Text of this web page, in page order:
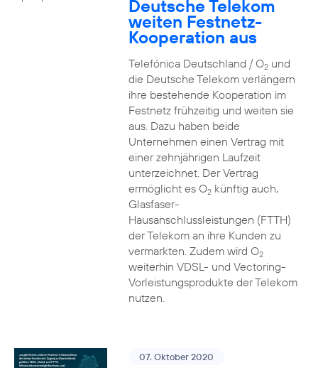
Deutsche Telekom
weiten Festnetz-
Kooperation aus
Telefónica Deutschland / O2und
die Deutsche Telekom verlängern
ihre bestehende Kooperation im
Festnetz frühzeitig und weiten sie
aus. Dazu haben beide
Unternehmen einen Vertrag mit
einer zehnjährigen Laufzeit
unterzeichnet. Der Vertrag
ermöglicht es O2künftig auch,
Glasfaser-
Hausanschlussleistungen (FTTH)
der Telekom an ihre Kunden zu
vermarkten. Zudem wird O2
weiterhin VDSL- und Vectoring-
Vorleistungsprodukte der Telekom
nutzen.
07. Oktober 2020